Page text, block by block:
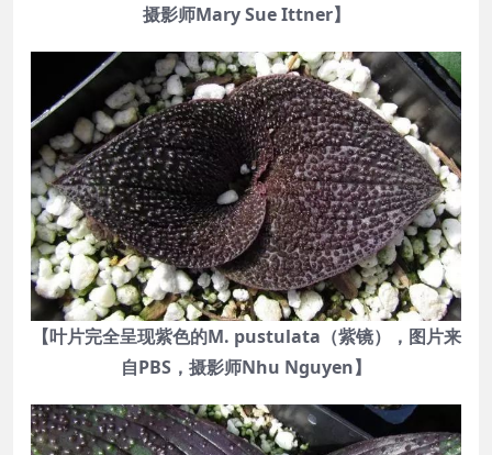
摄影师Mary Sue Ittner】
【叶片完全呈现紫色的M. pustulata（紫镜），图片来
自PBS，摄影师Nhu Nguyen】